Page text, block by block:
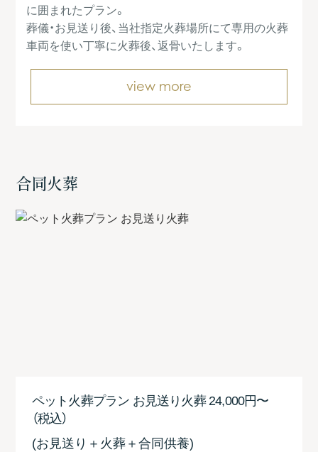
に囲まれたプラン。
葬儀・お見送り後、当社指定火葬場所にて専用の火葬
車両を使い丁寧に火葬後、返骨いたします。
view more
合同火葬
ペット火葬プラン お見送り火葬 24,000円〜
（税込）
(お見送り＋火葬＋合同供養)